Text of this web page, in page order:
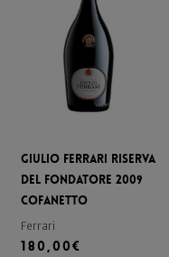
Giulio Ferrari Riserva
del Fondatore 2009
Cofanetto
Ferrari
180,00€